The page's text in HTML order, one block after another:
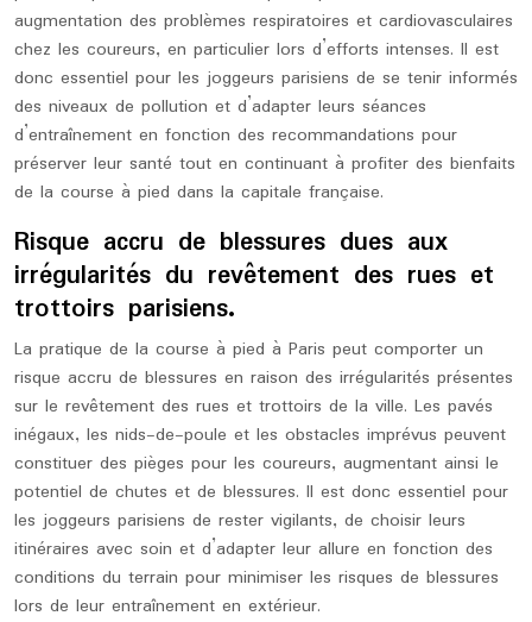
augmentation des problèmes respiratoires et cardiovasculaires
chez les coureurs, en particulier lors d’efforts intenses. Il est
donc essentiel pour les joggeurs parisiens de se tenir informés
des niveaux de pollution et d’adapter leurs séances
d’entraînement en fonction des recommandations pour
préserver leur santé tout en continuant à profiter des bienfaits
de la course à pied dans la capitale française.
Risque accru de blessures dues aux
irrégularités du revêtement des rues et
trottoirs parisiens.
La pratique de la course à pied à Paris peut comporter un
risque accru de blessures en raison des irrégularités présentes
sur le revêtement des rues et trottoirs de la ville. Les pavés
inégaux, les nids-de-poule et les obstacles imprévus peuvent
constituer des pièges pour les coureurs, augmentant ainsi le
potentiel de chutes et de blessures. Il est donc essentiel pour
les joggeurs parisiens de rester vigilants, de choisir leurs
itinéraires avec soin et d’adapter leur allure en fonction des
conditions du terrain pour minimiser les risques de blessures
lors de leur entraînement en extérieur.